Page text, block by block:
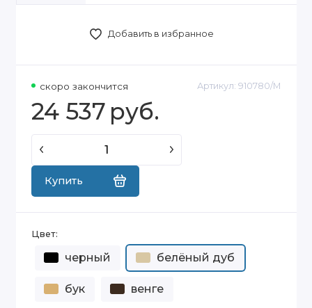
Добавить в избранное
скоро закончится Артикул: 910780/M
24 537 руб.
Купить
Цвет:
черный белёный дуб
бук венге